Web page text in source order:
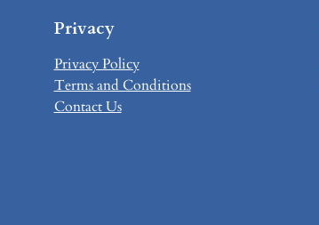
Privacy
Privacy Policy
Terms and Conditions
Contact Us